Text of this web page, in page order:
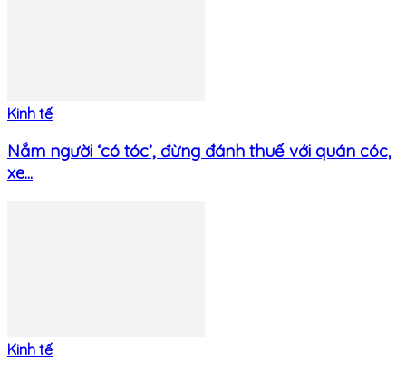
Kinh tế
Nắm người ‘có tóc’, đừng đánh thuế với quán cóc,
xe...
Kinh tế